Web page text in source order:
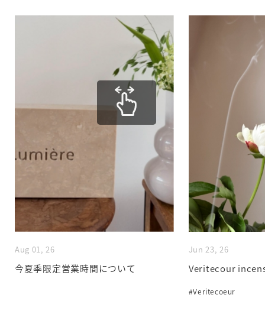
Aug 01, 26
今夏季限定営業時間について
Jun 23, 26
Veritecour
#Veritecoeur